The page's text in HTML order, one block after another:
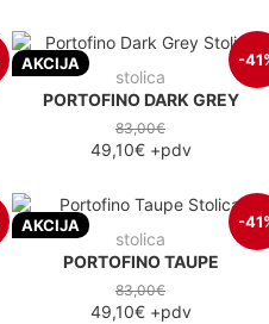
AKCIJA -
stolica
PORTOFINO DARK GREY
83,00€
49,10€+pdv
AKCIJA -
stolica
PORTOFINO TAUPE
83,00€
49,10€+pdv